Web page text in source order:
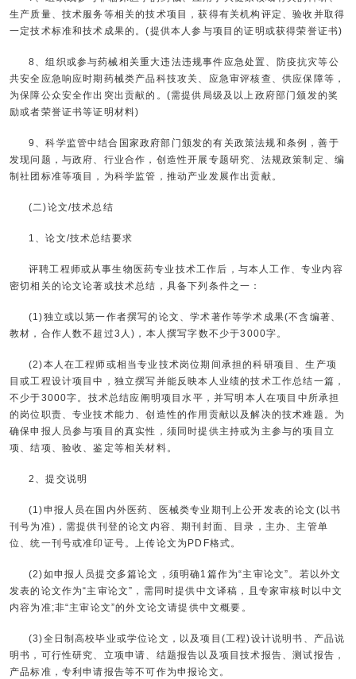
生产质量、技术服务等相关的技术项目，获得有关机构评定、验收并取得
一定技术标准和技术成果的。(提供本人参与项目的证明或获得荣誉证书)
8、组织或参与药械相关重大违法违规事件应急处置、防疫抗灾等公
共安全应急响应时期药械类产品科技攻关、应急审评核查、供应保障等，
为保障公众安全作出突出贡献的。(需提供局级及以上政府部门颁发的奖
励或者荣誉证书等证明材料)
9、科学监管中结合国家政府部门颁发的有关政策法规和条例，善于
发现问题，与政府、行业合作，创造性开展专题研究、法规政策制定、编
制社团标准等项目，为科学监管，推动产业发展作出贡献。
(二)论文/技术总结
1、论文/技术总结要求
评聘工程师或从事生物医药专业技术工作后，与本人工作、专业内容
密切相关的论文论著或技术总结，具备下列条件之一：
(1)独立或以第一作者撰写的论文、学术著作等学术成果(不含编著、
教材，合作人数不超过3人)，本人撰写字数不少于3000字。
(2)本人在工程师或相当专业技术岗位期间承担的科研项目、生产项
目或工程设计项目中，独立撰写并能反映本人业绩的技术工作总结一篇，
不少于3000字。技术总结应阐明项目水平，并写明本人在项目中所承担
的岗位职责、专业技术能力、创造性的作用贡献以及解决的技术难题。为
确保申报人员参与项目的真实性，须同时提供主持或为主参与的项目立
项、结项、验收、鉴定等相关材料。
2、提交说明
(1)申报人员在国内外医药、医械类专业期刊上公开发表的论文(以书
刊号为准)，需提供刊登的论文内容、期刊封面、目录，主办、主管单
位、统一刊号或准印证号。上传论文为PDF格式。
(2)如申报人员提交多篇论文，须明确1篇作为“主审论文”。若以外文
发表的论文作为“主审论文”，需同时提供中文译稿，且专家审核时以中文
内容为准;非“主审论文”的外文论文请提供中文概要。
(3)全日制高校毕业或学位论文，以及项目(工程)设计说明书、产品说
明书，可行性研究、立项申请、结题报告以及项目技术报告、测试报告，
产品标准，专利申请报告等不可作为申报论文。